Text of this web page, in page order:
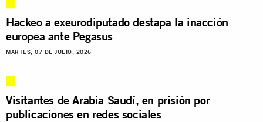
Hackeo a exeurodiputado destapa la inacción
europea ante Pegasus
MARTES, 07 DE JULIO, 2026
Visitantes de Arabia Saudí, en prisión por
publicaciones en redes sociales